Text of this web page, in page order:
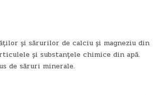
și sărurilor de calciu și magneziu din
și substanțele chimice din apă.
de săruri minerale.